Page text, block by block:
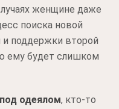
женщине даже
поиска новой
поддержки второй
ему будет слишком
под одеялом, кто-то